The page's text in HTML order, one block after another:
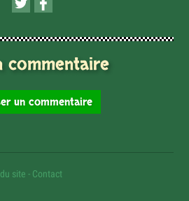
commentaire
un commentaire
site - Contact